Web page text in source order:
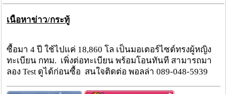
เนื้อหาข่าว/กระทู้
ซื้อมา 4 ปี ใช้ไปแค่ 18,860 โล เป็นมอเตอร์ไซด์ทรงผู้หญิง
ทะเบียน กทม. เพิ่งต่อทะเบียน พร้อมโอนทันที สามารถมา
ลอง Test ดูได้ก่อนซื้อ สนใจติดต่อ พอลล่า 089-048-5939